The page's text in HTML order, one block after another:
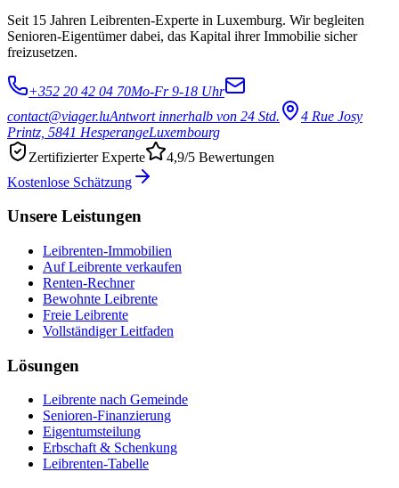
Seit 15 Jahren Leibrenten-Experte in Luxemburg. Wir begleiten
Senioren-Eigentümer dabei, das Kapital ihrer Immobilie sicher
freizusetzen.
+352 20 42 04 70Mo-Fr 9-18 Uhr
contact@viager.luAntwort innerhalb von 24 Std.
4 Rue Josy
Printz, 5841 HesperangeLuxembourg
Zertifizierter Experte
4,9/5 Bewertungen
Kostenlose Schätzung
Unsere Leistungen
Leibrenten-Immobilien
Auf Leibrente verkaufen
Renten-Rechner
Bewohnte Leibrente
Freie Leibrente
Vollständiger Leitfaden
Lösungen
Leibrente nach Gemeinde
Senioren-Finanzierung
Eigentumsteilung
Erbschaft & Schenkung
Leibrenten-Tabelle